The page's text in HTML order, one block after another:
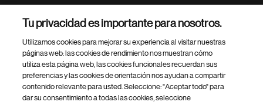
Footer Site Search
Tu privacidad es importante para nosotros.
Utilizamos cookies para mejorar su experiencia al visitar nuestras
páginas web: las cookies de rendimiento nos muestran cómo
utiliza esta página web, las cookies funcionales recuerdan sus
preferencias y las cookies de orientación nos ayudan a compartir
contenido relevante para usted. Seleccione: "Aceptar todo" para
dar su consentimiento a todas las cookies, seleccione